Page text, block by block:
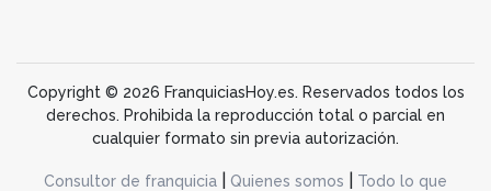
Copyright © 2026 FranquiciasHoy.es. Reservados todos los
derechos. Prohibida la reproducción total o parcial en
cualquier formato sin previa autorización.
Consultor de franquicia Quienes somos
Todo lo que